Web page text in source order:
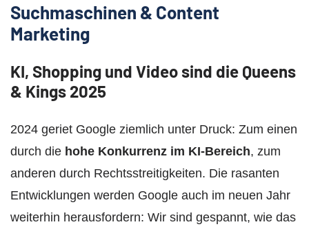
Suchmaschinen & Content
Marketing
KI, Shopping und Video sind die Queens
& Kings 2025
2024 geriet Google ziemlich unter Druck: Zum einen
durch die hohe Konkurrenz im KI-Bereich, zum
anderen durch Rechtsstreitigkeiten. Die rasanten
Entwicklungen werden Google auch im neuen Jahr
weiterhin herausfordern: Wir sind gespannt, wie das